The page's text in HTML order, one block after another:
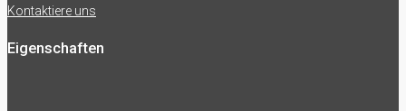
Kontaktiere uns
Eigenschaften